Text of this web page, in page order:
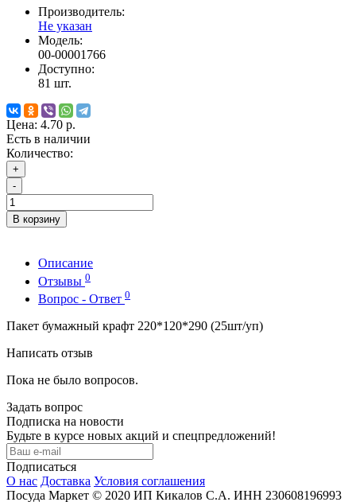
Производитель:
Не указан
Модель:
00-00001766
Доступно:
81 шт.
Цена: 4.70 р.
Есть в наличии
Количество:
+
-
В корзину
Описание
Отзывы 0
Вопрос - Ответ 0
Пакет бумажный крафт 220*120*290 (25шт/уп)
Написать отзыв
Пока не было вопросов.
Задать вопрос
Подписка на новости
Будьте в курсе новых акций и спецпредложений!
Подписаться
О нас Доставка Условия соглашения
Посуда Маркет © 2020 ИП Кикалов С.А. ИНН 230608196993